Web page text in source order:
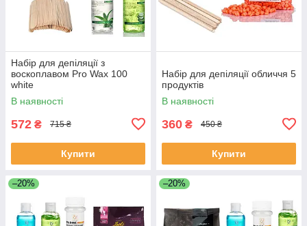
Набір для депіляції з
воскоплавом Pro Wax 100
white
В наявності
572 ₴ 715 ₴
Купити
Набір для депіляції обличчя 5
продуктів
В наявності
360 ₴ 450 ₴
Купити
–20% –20%